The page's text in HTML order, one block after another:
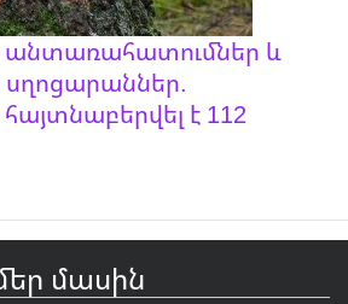
և
է 112
մասին